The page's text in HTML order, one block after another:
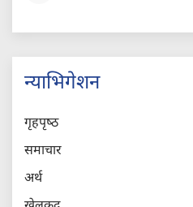
न्याभिगेशन
गृहपृष्‍ठ
समाचार
अर्थ